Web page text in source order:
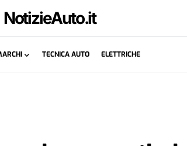
NotizieAuto.it
TECNICA AUTO ELETTRICHE